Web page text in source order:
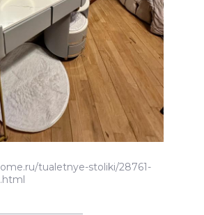
tualetnye-stoliki/28761-